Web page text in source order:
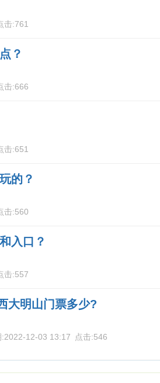
击:761
？
击:666
击:651
的？
击:560
入口？
击:557
大明山门票多少?
:2022-12-03 13:17 点击:546